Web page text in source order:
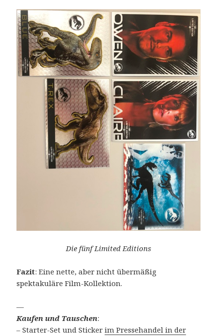
Die fünf Limited Editions
Fazit: Eine nette, aber nicht übermäßig
spektakuläre Film-Kollektion.
—
Kaufen und Tauschen:
– Starter-Set und Stickerim Pressehandel in der